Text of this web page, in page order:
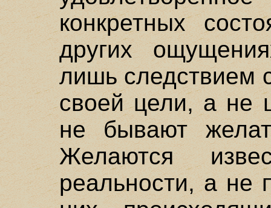
конкретных
других
лишь следствием
своей цели, а не
не бывают
Желаются
реальности, а не